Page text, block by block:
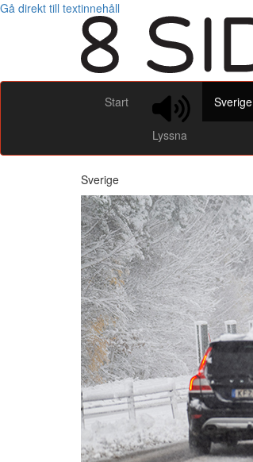
Gå direkt till textinnehåll
Start
Lyssna
Sverige
Sverige